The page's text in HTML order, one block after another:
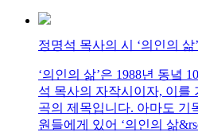
정명석 목사의 시 ‘의인의
‘의인의 삶’은 1988년 동녘
석 목사의 자작시이자, 이를
곡의 제목입니다. 아마도 기
원들에게 있어 ‘의인의 삶